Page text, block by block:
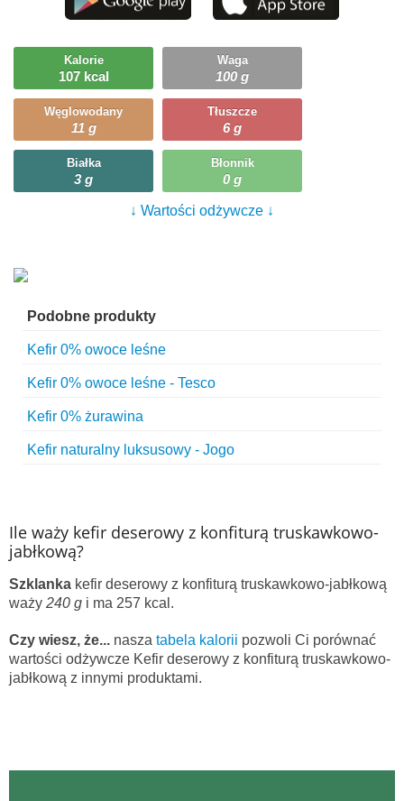
Ciekawostki
Ile możesz zjeść?
Kalorie
107 kcal
Waga
100 g
Węglowodany
11 g
Tłuszcze
6 g
Białka
3 g
Błonnik
0 g
↓ Wartości odżywcze ↓
Podobne produkty
Kefir 0% owoce leśne
Kefir 0% owoce leśne - Tesco
Kefir 0% żurawina
Kefir naturalny luksusowy - Jogo
Ile waży kefir deserowy z konfiturą truskawkowo-
jabłkową?
Szklanka kefir deserowy z konfiturą truskawkowo-jabłkową
waży 240 g i ma 257 kcal.
Czy wiesz, że... nasza tabela kalorii pozwoli Ci porównać
wartości odżywcze Kefir deserowy z konfiturą truskawkowo-
jabłkową z innymi produktami.